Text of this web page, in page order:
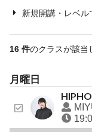
新規開講・レベル
16 件のクラスが該当
月曜日